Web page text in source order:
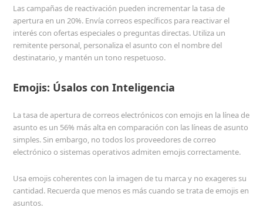
Las campañas de reactivación pueden incrementar la tasa de
apertura en un 20%. Envía correos específicos para reactivar el
interés con ofertas especiales o preguntas directas. Utiliza un
remitente personal, personaliza el asunto con el nombre del
destinatario, y mantén un tono respetuoso.
Emojis: Úsalos con Inteligencia
La tasa de apertura de correos electrónicos con emojis en la línea de
asunto es un 56% más alta en comparación con las líneas de asunto
simples. Sin embargo, no todos los proveedores de correo
electrónico o sistemas operativos admiten emojis correctamente.
Usa emojis coherentes con la imagen de tu marca y no exageres su
cantidad. Recuerda que menos es más cuando se trata de emojis en
asuntos.